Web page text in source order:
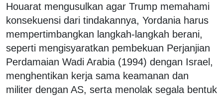
Houarat mengusulkan agar Trump memahami
konsekuensi dari tindakannya, Yordania harus
mempertimbangkan langkah-langkah berani,
seperti mengisyaratkan pembekuan Perjanjian
Perdamaian Wadi Arabia (1994) dengan Israel,
menghentikan kerja sama keamanan dan
militer dengan AS, serta menolak segala bentuk